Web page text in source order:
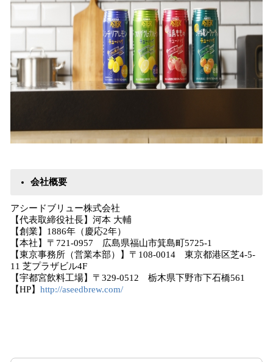
会社概要
アシードブリュー株式会社
【代表取締役社長】河本 大輔
【創業】1886年（慶応2年）
【本社】〒721-0957 広島県福山市箕島町5725-1
【東京事務所（営業本部）】〒108-0014 東京都港区芝4-5-
11 芝プラザビル4F
【宇都宮飲料工場】〒329-0512 栃木県下野市下石橋561
【HP】 http://aseedbrew.com/